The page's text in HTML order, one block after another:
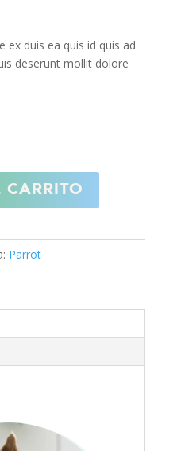
ex duis ea quis id quis ad
deserunt mollit dolore
Parrot